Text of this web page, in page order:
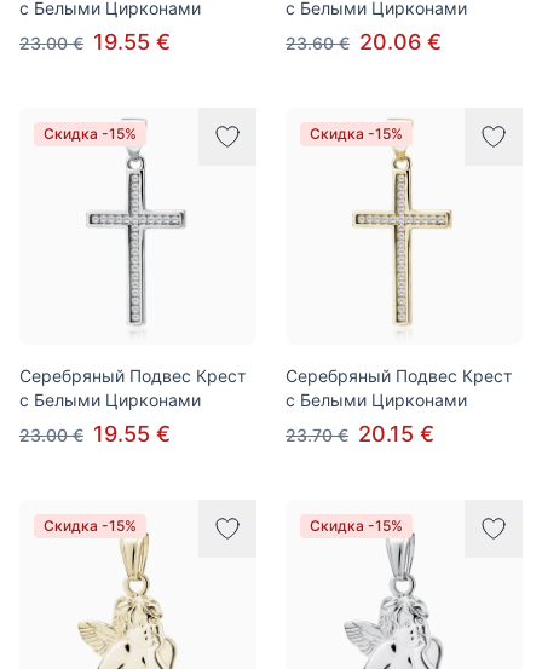
с Белыми Цирконами
23.00 € 19.55 €
с Белыми Цирконами
23.60 € 20.06 €
Скидка -15%
Серебряный Подвес Крест
с Белыми Цирконами
23.00 € 19.55 €
Скидка -15%
Серебряный Подвес Крест
с Белыми Цирконами
23.70 € 20.15 €
Скидка -15% Скидка -15%